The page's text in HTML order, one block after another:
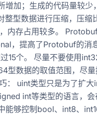
增加；生成的代码量较少
整型数据进行压缩，压缩
内存占用较多。
，提高了Protobuf的消息
15个。 尽量不要使用
型数据的取值范围，尽
： uint类型只是为了扩大
int等类型的语言，会
够控制bool、int8、